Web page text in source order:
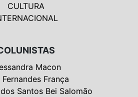
CULTURA
Macon
França
Santos Bei Salomão